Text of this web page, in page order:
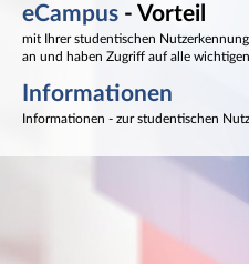
eCampus - Vorteil
mit Ihrer studentischen
an und haben Zugriff auf alle wichtigen
Informationen
Informationen - zur studentischen